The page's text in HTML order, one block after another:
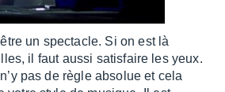
un spec­tacle. Si on est là
il faut aussi satis­faire les yeux.
pas de règle abso­lue et cela